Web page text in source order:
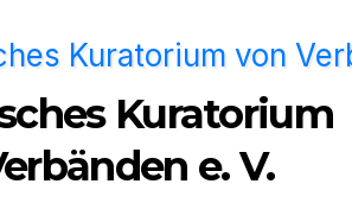
Kuratorium
e. V.